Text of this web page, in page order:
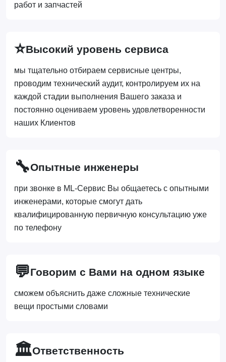
работ и запчастей
⭐Высокий уровень сервиса
мы тщательно отбираем сервисные центры,
проводим технический аудит, контролируем их на
каждой стадии выполнения Вашего заказа и
постоянно оцениваем уровень удовлетворенности
наших Клиентов
🔧Опытные инженеры
при звонке в ML-Сервис Вы общаетесь с опытными
инженерами, которые смогут дать
квалифицированную первичную консультацию уже
по телефону
💬Говорим с Вами на одном языке
сможем объяснить даже сложные технические
вещи простыми словами
🏛️Ответственность